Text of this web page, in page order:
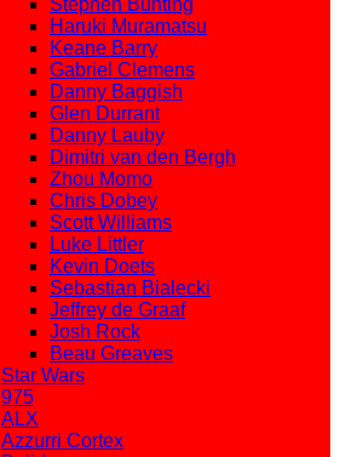
Stephen Bunting
Haruki Muramatsu
Keane Barry
Gabriel Clemens
Danny Baggish
Glen Durrant
Danny Lauby
Dimitri van den Bergh
Zhou Momo
Chris Dobey
Scott Williams
Luke Littler
Kevin Doets
Sebastian Bialecki
Jeffrey de Graaf
Josh Rock
Beau Greaves
Star Wars
975
ALX
Azzurri Cortex